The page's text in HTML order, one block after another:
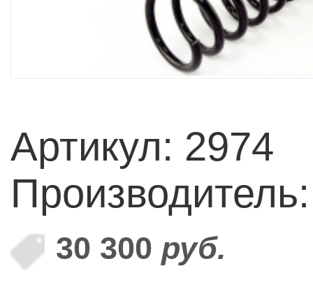
Артикул: 2974
30 300 руб.